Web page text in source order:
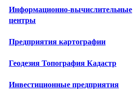
Информационно-вычислительные
центры
Предприятия картографии
Геодезия Топография Кадастр
Инвестиционные предприятия